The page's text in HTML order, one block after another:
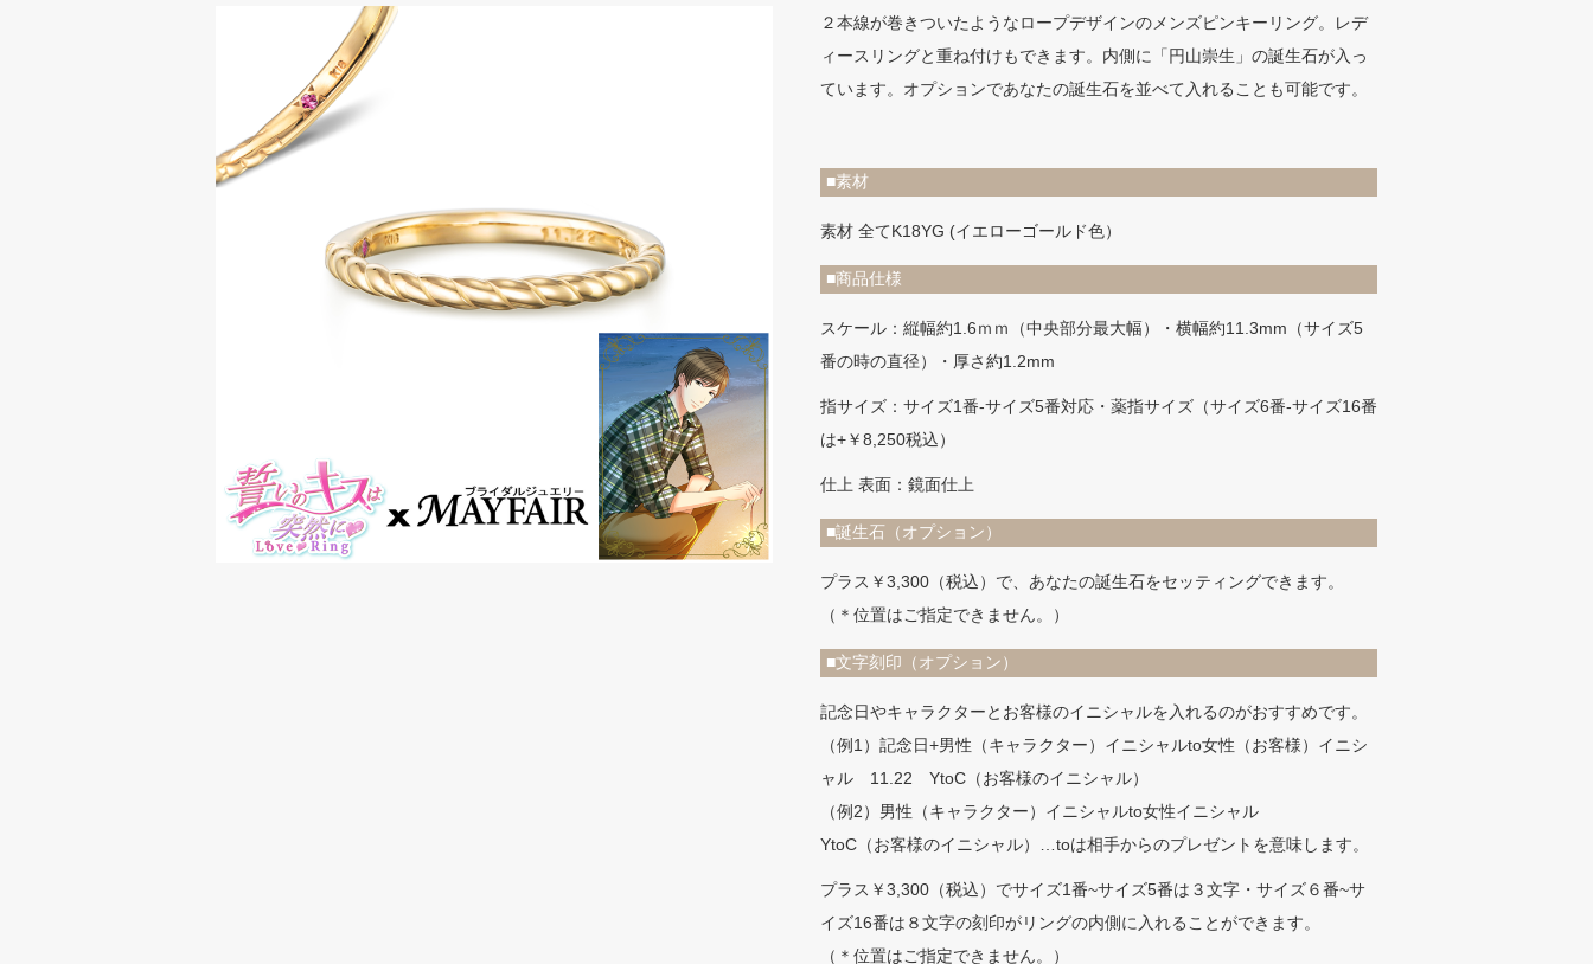
２本線が巻きついたようなロープデザインのメンズピンキーリング。レデ
ィースリングと重ね付けもできます。内側に「円山崇生」の誕生石が入っ
ています。オプションであなたの誕生石を並べて入れることも可能です。
■素材
素材 全てK18YG (イエローゴールド色）
■商品仕様
スケール：縦幅約1.6ｍｍ（中央部分最大幅）・横幅約11.3mm（サイズ5
番の時の直径）・厚さ約1.2mm
指サイズ：サイズ1番-サイズ5番対応・薬指サイズ（サイズ6番-サイズ16番
は+￥8,250税込）
仕上 表面：鏡面仕上
■誕生石（オプション）
プラス￥3,300（税込）で、あなたの誕生石をセッティングできます。
（＊位置はご指定できません。）
■文字刻印（オプション）
記念日やキャラクターとお客様のイニシャルを入れるのがおすすめです。
（例1）記念日+男性（キャラクター）イニシャルto女性（お客様）イニシ
ャル 11.22 YtoC（お客様のイニシャル）
（例2）男性（キャラクター）イニシャルto女性イニシャル
YtoC（お客様のイニシャル）…toは相手からのプレゼントを意味します。
プラス￥3,300（税込）でサイズ1番~サイズ5番は３文字・サイズ６番~サ
イズ16番は８文字の刻印がリングの内側に入れることができます。
（＊位置はご指定できません。）